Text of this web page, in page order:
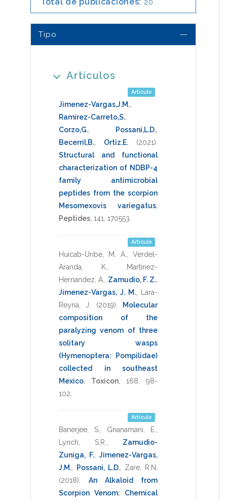
20
Tipo
Artículos
Artículo
Jimenez-Vargas,J.M.
Ramirez-Carreto,S.
Corzo,G.
Possani,L.D.
Becerril,B.
Ortiz,E. (2021)
Structural and functional
characterization of NDBP-4
family antimicrobial
peptides from the scorpion
Mesomexovis variegatus.
Peptides 141 170553
Artículo
Huicab-Uribe, M. A.
Verdel-
Aranda, K.
Martinez-
Hernandez, A.
Zamudio, F. Z.
Jimenez-Vargas, J. M.
Lara-
Reyna, J.
(2019)
Molecular
composition of the
paralyzing venom of three
solitary wasps
(Hymenoptera: Pompilidae)
collected in southeast
Mexico. Toxicon 168
98-
102
Artículo
Banerjee, S. Gnanamani, E.
Lynch, S.R.
Zamudio-
Zuniga, F., Jimenez-Vargas,
J.M.
Possani, L.D., Zare, R.N.
(2018)
An Alkaloid from
Scorpion Venom: Chemical